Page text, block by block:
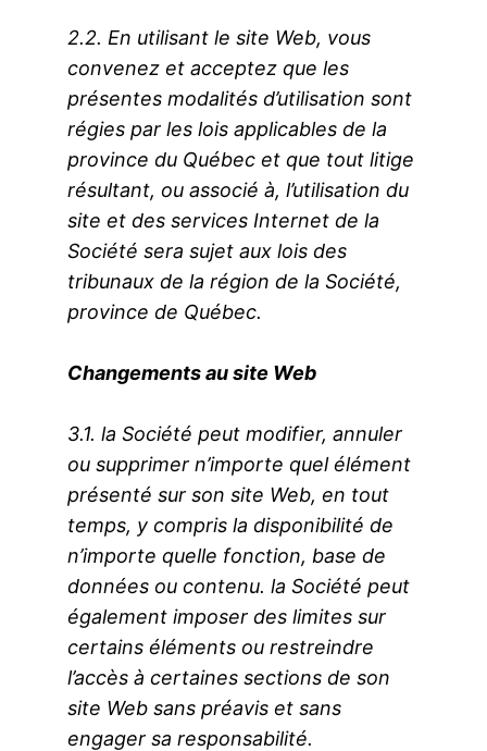
2.2. En utilisant le site Web, vous
convenez et acceptez que les
présentes modalités d’utilisation sont
régies par les lois applicables de la
province du Québec et que tout litige
résultant, ou associé à, l’utilisation du
site et des services Internet de la
Société sera sujet aux lois des
tribunaux de la région de la Société,
province de Québec.
Changements au site Web
3.1. la Société peut modifier, annuler
ou supprimer n’importe quel élément
présenté sur son site Web, en tout
temps, y compris la disponibilité de
n’importe quelle fonction, base de
données ou contenu. la Société peut
également imposer des limites sur
certains éléments ou restreindre
l’accès à certaines sections de son
site Web sans préavis et sans
engager sa responsabilité.